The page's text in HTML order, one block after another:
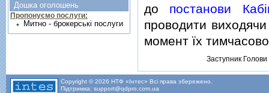
до постанови
проводити
момент їх
Заступник
Дошка оголошень
Пропонуємо послуги:
Митно - брокерські послуги
Copyright © 2026 НТФ «Інтес» Всі права збережено.
Підтримка: support@qdpro.com.ua